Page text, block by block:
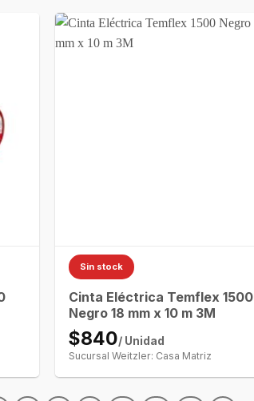
Sin stock
Cinta Eléctrica Temflex 1500
Negro 18 mm x 10 m 3M
$840/ Unidad
Sucursal Weitzler: Casa Matriz